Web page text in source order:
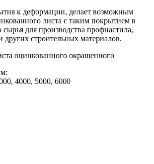
к деформации, делает возможным
листа с таким покрытием в
сырья для производства профнастила,
других строительных материалов.
оцинкованного окрашенного
4000, 5000, 6000